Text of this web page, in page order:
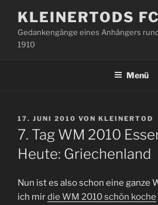
Inhalt
springen
KLEINERTODS
Gedankengänge eines Anhängers
1910
Menü
VERÖFFENTLICHT
AM
17. JUNI 2010 VON KLEINERTOD
7. Tag WM 2010
Heute: Griechenland
Nun ist es also schon eine ganze
ich mirdie WM 2010 schön koche